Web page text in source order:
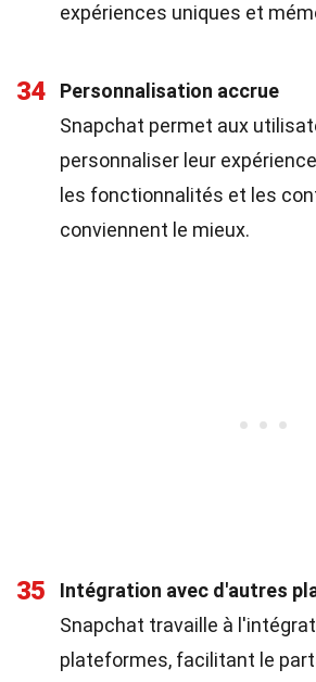
expériences uniques et
34
Personnalisation accrue
Snapchat permet aux
personnaliser leur
les fonctionnalités et les
conviennent le mieux.
35
Intégration avec d'autres
Snapchat travaille à
plateformes, facilitant le